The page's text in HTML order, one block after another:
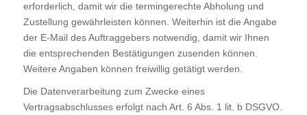
erforderlich, damit wir die termingerechte Abholung und
Zustellung gewährleisten können. Weiterhin ist die Angabe
der E-Mail des Auftraggebers notwendig, damit wir Ihnen
die entsprechenden Bestätigungen zusenden können.
Weitere Angaben können freiwillig getätigt werden.
Die Datenverarbeitung zum Zwecke eines
Vertragsabschlusses erfolgt nach Art. 6 Abs. 1 lit. b DSGVO.